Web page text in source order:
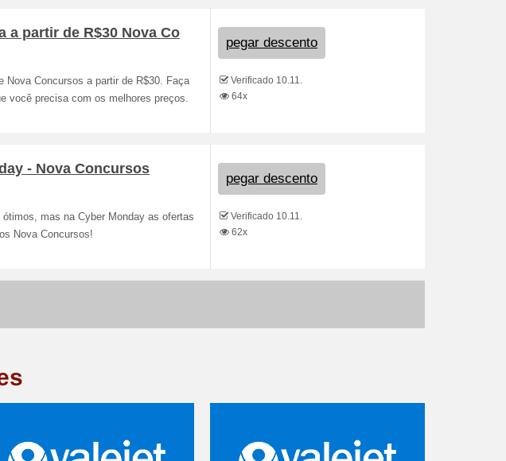
partir de R$30 Nova Co
Nova Concursos a partir de R$30. Faça
você precisa com os melhores preços.
pegar descento
Verificado 10.11.
64x
- Nova Concursos
mas na Cyber ​​Monday as ofertas
Nova Concursos!
pegar descento
Verificado 10.11.
62x